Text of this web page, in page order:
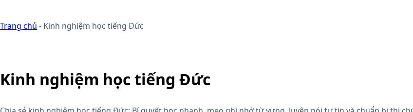
Trang chủ - Kinh nghiệm học tiếng Đức
Kinh nghiệm học tiếng Đức